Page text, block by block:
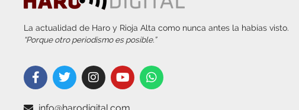
La actualidad de Haro y Rioja Alta como nunca antes la habías visto.
“Porque otro periodismo es posible.”
info@harodigital.com